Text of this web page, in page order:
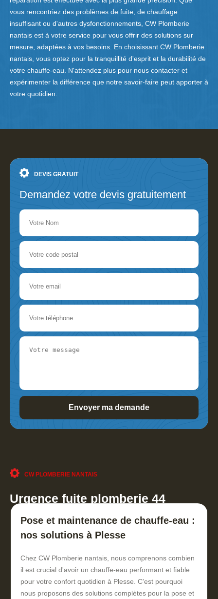
vous rencontriez des problèmes de fuite, de chauffage
insuffisant ou d'autres dysfonctionnements, CW Plomberie
nantais est à votre service pour vous offrir des solutions sur
mesure, adaptées à vos besoins. En choisissant CW Plomberie
nantais, vous optez pour la tranquillité d'esprit et la durabilité de
votre chauffe-eau. N'attendez plus pour nous contacter et
expérimenter la différence que notre savoir-faire peut apporter à
votre quotidien.
DEVIS GRATUIT
Demandez votre devis gratuitement
CW PLOMBERIE NANTAIS
Urgence fuite plomberie 44
Pose et maintenance de chauffe-eau :
nos solutions à Plesse
Chez CW Plomberie nantais, nous comprenons combien
il est crucial d'avoir un chauffe-eau performant et fiable
pour votre confort quotidien à Plesse. C'est pourquoi
nous proposons des solutions complètes pour la pose et